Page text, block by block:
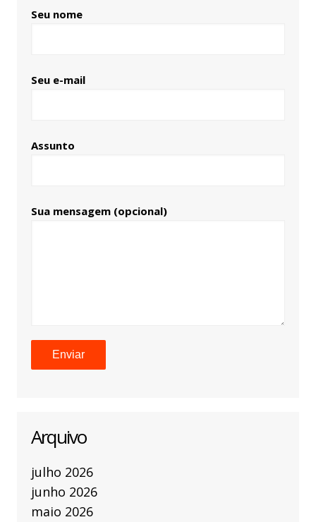
Seu nome
Seu e-mail
Assunto
Sua mensagem (opcional)
Arquivo
julho 2026
junho 2026
maio 2026